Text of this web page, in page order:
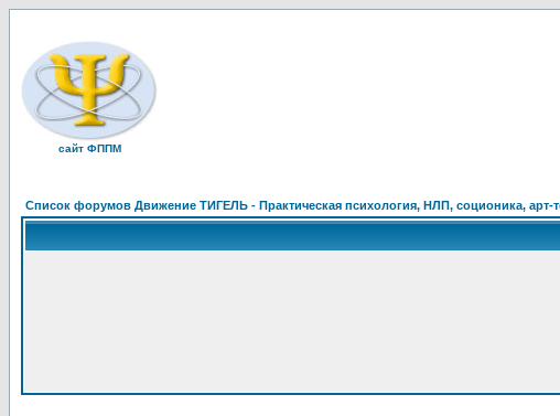
сайт ФППМ
Список форумов Движение ТИГЕЛЬ - Практическая психология, НЛП, соционика, арт-